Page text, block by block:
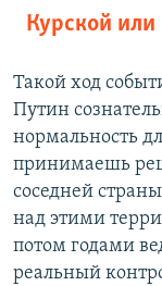
Курской или
Такой ход
Путин
нормальность
принимаешь
соседней
над этими
потом годами
реальный